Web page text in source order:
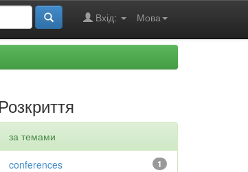
Мова
Вхід:
Розкриття
за темами
1
conferences